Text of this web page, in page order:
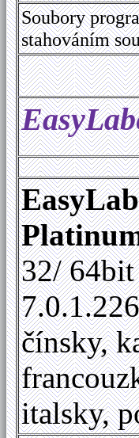
Soubory
stahováním
32/
čínsky,
italsky,